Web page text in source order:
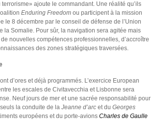
ajoute le commandant. Une réalité qu’ils
Enduring Freedom ou participent à la mission
le 8 décembre par le conseil de défense de l’Union
la Somalie. Pour sûr, la navigation sera agitée mais
nouvelles compétences professionnelles, d’accroître
des zones stratégiques traversées.
d’ores et déjà programmés. L’exercice European
les escales de Civitavecchia et Lisbonne sera
Neuf jours de mer et une sacrée responsabilité pour
la conduite de la Jeanne d’arc et du Georges
européens et du porte-avions Charles de Gaulle